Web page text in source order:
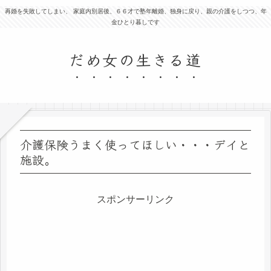
再婚を失敗してしまい、 家庭内別居後、６６才で塾年離婚、独身に戻り、親の介護をしつつ、年
金ひとり暮しです
だめ女の生きる道
介護保険うまく使ってほしい・・・デイと
施設。
スポンサーリンク